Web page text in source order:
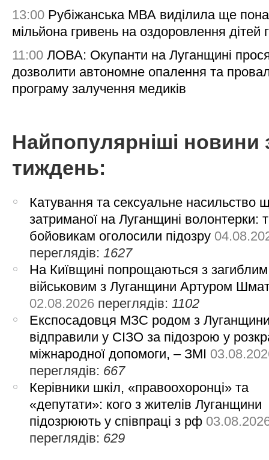
13:00 Рубіжанська МВА виділила ще
мільйона гривень на оздоровлення дітей
11:00 ЛОВА: Окупанти на Луганщині
дозволити автономне опалення та
програму залучення медиків
Найпопулярніші новини
тиждень:
Катування та сексуальне насильство
затриманої на Луганщині волонтерки:
бойовикам оголосили підозру
переглядів: 1627
На Київщині попрощаються з загиблим
військовим з Луганщини Артуром
02.08.2026 переглядів: 1102
Експосадовця МЗС родом з
відправили у СІЗО за підозрою у
міжнародної допомоги, – ЗМІ
переглядів: 667
Керівники шкіл, «правоохоронці» та
«депутати»: кого з жителів Луганщини
підозрюють у співпраці з рф
переглядів: 629